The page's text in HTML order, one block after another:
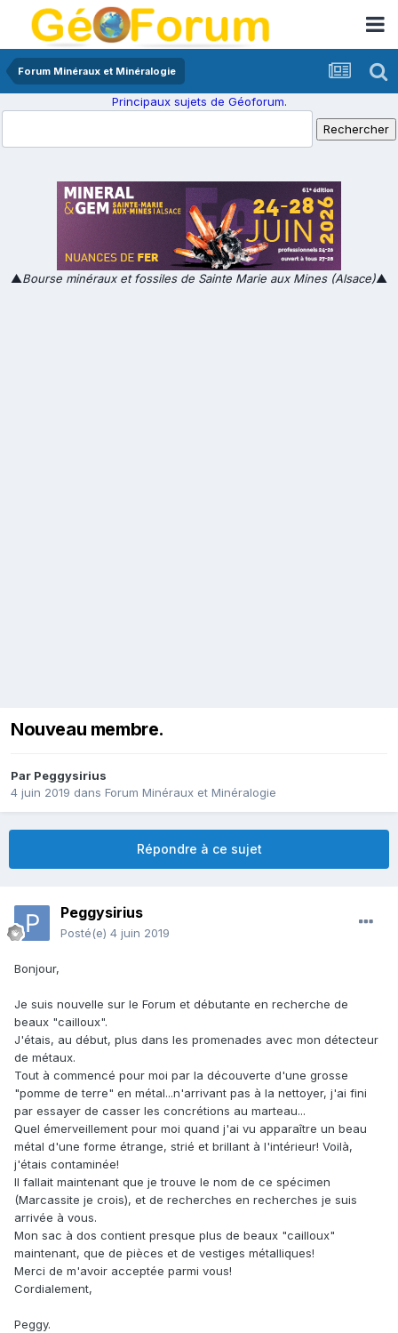
Forum Minéraux et Minéralogie
Principaux sujets de Géoforum.
▲Bourse minéraux et fossiles de Sainte Marie aux Mines (Alsace)▲
Nouveau membre.
Par Peggysirius
4 juin 2019 dans Forum Minéraux et Minéralogie
Répondre à ce sujet
Peggysirius
Posté(e) 4 juin 2019
Bonjour,
Je suis nouvelle sur le Forum et débutante en recherche de
beaux "cailloux".
J'étais, au début, plus dans les promenades avec mon détecteur
de métaux.
Tout à commencé pour moi par la découverte d'une grosse
"pomme de terre" en métal...n'arrivant pas à la nettoyer, j'ai fini
par essayer de casser les concrétions au marteau...
Quel émerveillement pour moi quand j'ai vu apparaître un beau
métal d'une forme étrange, strié et brillant à l'intérieur! Voilà,
j'étais contaminée!
Il fallait maintenant que je trouve le nom de ce spécimen
(Marcassite je crois), et de recherches en recherches je suis
arrivée à vous.
Mon sac à dos contient presque plus de beaux "cailloux"
maintenant, que de pièces et de vestiges métalliques!
Merci de m'avoir acceptée parmi vous!
Cordialement,
Peggy.